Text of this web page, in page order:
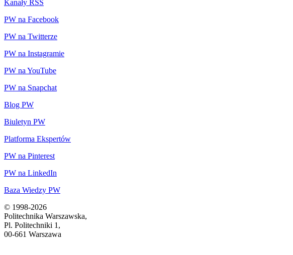
Kanały RSS
PW na Facebook
PW na Twitterze
PW na Instagramie
PW na YouTube
PW na Snapchat
Blog PW
Biuletyn PW
Platforma Ekspertów
PW na Pinterest
PW na LinkedIn
Baza Wiedzy PW
© 1998-2026
Politechnika Warszawska,
Pl. Politechniki 1,
00-661 Warszawa